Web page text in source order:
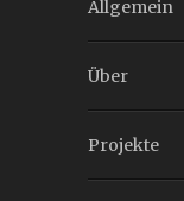
Allgemein
Über
Projekte